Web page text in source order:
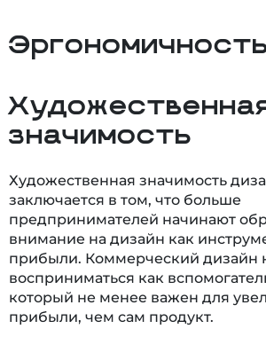
значимость
Художественная значимость
заключается в том, что больше
предпринимателей начинают
внимание на дизайн как
прибыли. Коммерческий дизайн
восприниматься как
который не менее важен для
прибыли, чем сам продукт.